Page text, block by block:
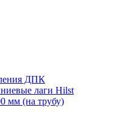
ДПК
лаги Hilst
мм (на трубу)